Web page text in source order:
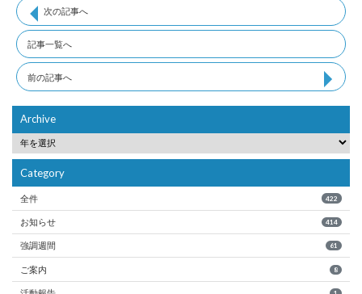
次の記事へ
記事一覧へ
前の記事へ
Archive
Category
全件 422
お知らせ 414
強調週間 61
ご案内 8